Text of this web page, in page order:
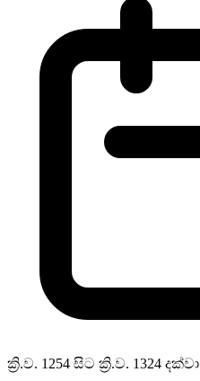
ක්‍රි.ව. 1254 සිට ක්‍රි.ව. 1324 දක්වා